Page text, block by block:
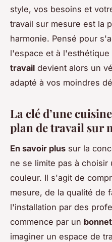
style, vos besoins et
travail sur mesure est la
harmonie. Pensé pour
l'espace et à
travail devient alors un
adapté à vos moindres
La clé d’une
plan de travail sur
En savoir plus sur la
ne se limite pas à choisir
couleur. Il s'agit de
mesure, de la qualité de
l'installation par des
commence par un bonnet
imaginer un espace de